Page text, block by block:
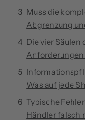
Muss die
Abgrenzung
Die vier
Was auf jede
Typische
Händler falsch